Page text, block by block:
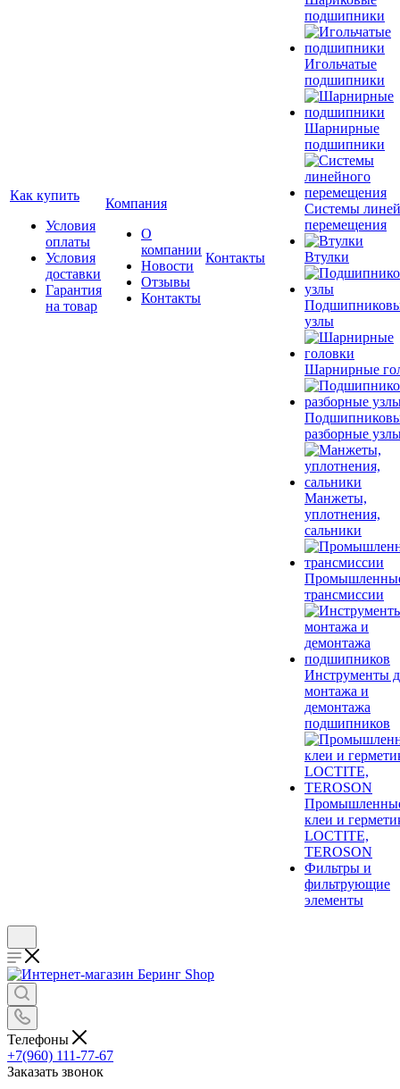
Как купить
Условия
оплаты
Условия
доставки
Гарантия
на товар
Компания
О
компании
Новости
Отзывы
Контакты
Контакты
подшипники
Игольчатые
подшипники
Шарнирные
подшипники
Системы
перемещения
Втулки
узлы
Шарнирные
разборные
Манжеты,
уплотнения,
сальники
трансмиссии
Инструменты
монтажа и
демонтажа
подшипников
клеи и
LOCTITE,
TEROSON
Фильтры и
фильтрующие
элементы
Телефоны
+7(960) 111-77-67
Заказать звонок